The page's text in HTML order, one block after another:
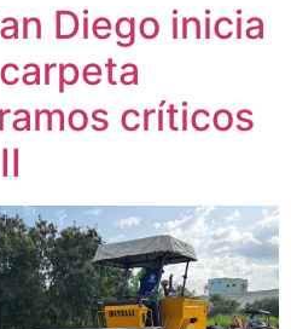
Diego inicia
críticos